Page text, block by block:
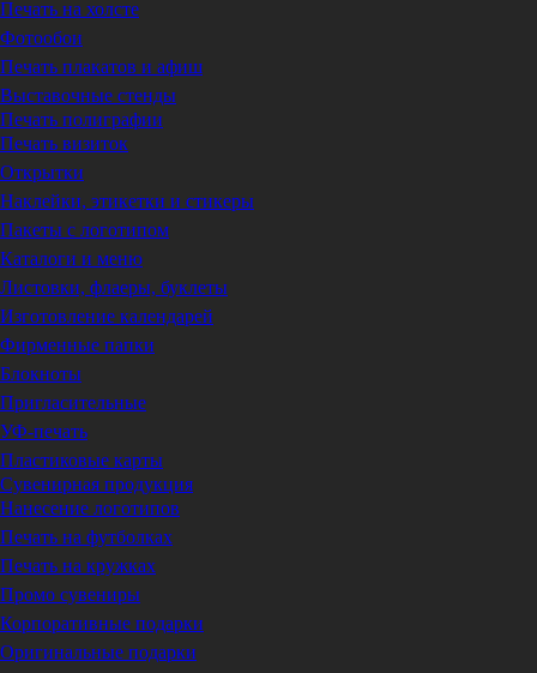
Печать на холсте
Фотообои
Печать плакатов и афиш
Выставочные стенды
Печать полиграфии
Печать визиток
Открытки
Наклейки, этикетки и стикеры
Пакеты с логотипом
Каталоги и меню
Листовки, флаеры, буклеты
Изготовление календарей
Фирменные папки
Блокноты
Пригласительные
УФ-печать
Пластиковые карты
Сувенирная продукция
Нанесение логотипов
Печать на футболках
Печать на кружках
Промо сувениры
Корпоративные подарки
Оригинальные подарки